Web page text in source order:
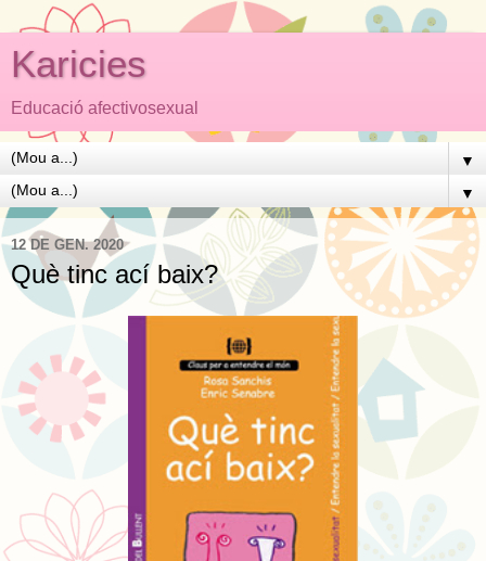
Karicies
Educació afectivosexual
▼
▼
12 DE GEN. 2020
Què tinc ací baix?